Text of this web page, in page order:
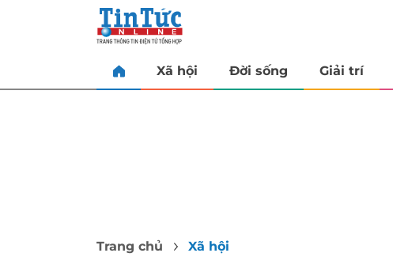
Xã hội Đời sống Giải trí
Trang chủ Xã hội